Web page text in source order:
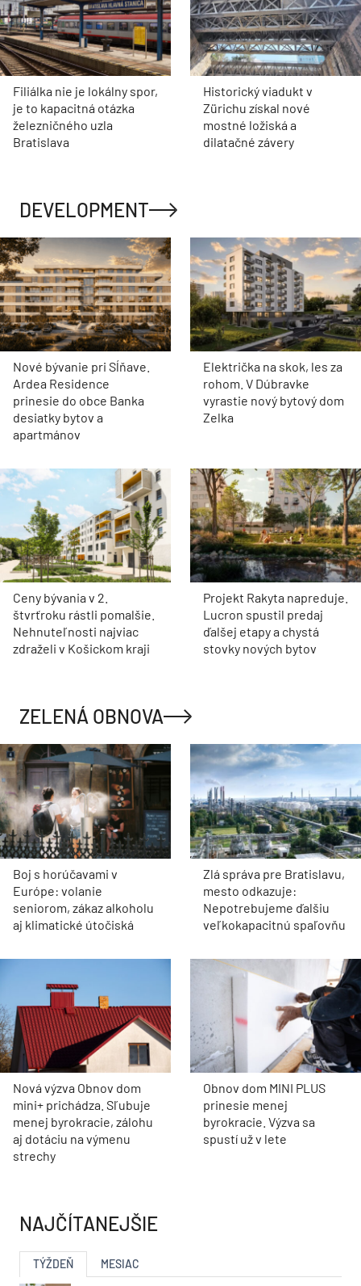
Filiálka nie je lokálny spor,
je to kapacitná otázka
železničného uzla
Bratislava
Historický viadukt v
Zürichu získal nové
mostné ložiská a
dilatačné závery
DEVELOPMENT
Nové bývanie pri Sĺňave.
Ardea Residence
prinesie do obce Banka
desiatky bytov a
apartmánov
Električka na skok, les za
rohom. V Dúbravke
vyrastie nový bytový dom
Zelka
Ceny bývania v 2.
štvrťroku rástli pomalšie.
Nehnuteľnosti najviac
zdraželi v Košickom kraji
Projekt Rakyta napreduje.
Lucron spustil predaj
ďalšej etapy a chystá
stovky nových bytov
ZELENÁ OBNOVA
Boj s horúčavami v
Európe: volanie
seniorom, zákaz alkoholu
aj klimatické útočiská
Zlá správa pre Bratislavu,
mesto odkazuje:
Nepotrebujeme ďalšiu
veľkokapacitnú spaľovňu
Nová výzva Obnov dom
mini+ prichádza. Sľubuje
menej byrokracie, zálohu
aj dotáciu na výmenu
strechy
Obnov dom MINI PLUS
prinesie menej
byrokracie. Výzva sa
spustí už v lete
NAJČÍTANEJŠIE
TÝŽDEŇ MESIAC